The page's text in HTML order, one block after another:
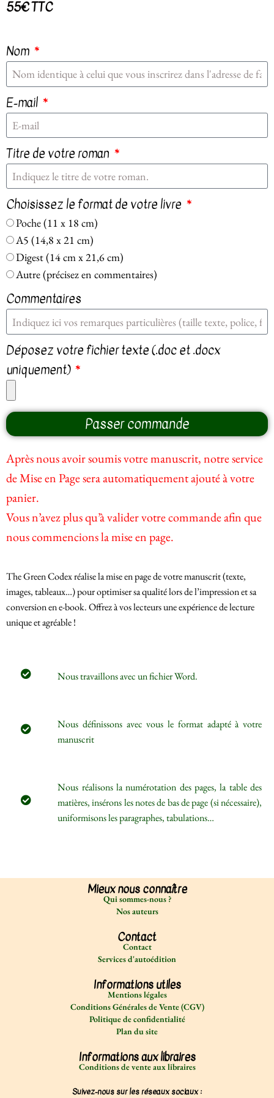
55€ TTC
Nom
E-mail
Titre de votre roman
Choisissez le format de votre livre
Poche (11 x 18 cm)
A5 (14,8 x 21 cm)
Digest (14 cm x 21,6 cm)
Autre (précisez en commentaires)
Commentaires
Déposez votre fichier texte (.doc et .docx
uniquement)
Passer commande
Après nous avoir soumis votre manuscrit, notre service
de Mise en Page sera automatiquement ajouté à votre
panier.
Vous n’avez plus qu’à valider votre commande afin que
nous commencions la mise en page.
The Green Codex réalise la mise en page de votre manuscrit (texte,
images, tableaux…) pour optimiser sa qualité lors de l’impression et sa
conversion en e-book. Offrez à vos lecteurs une expérience de lecture
unique et agréable !
Nous travaillons avec un fichier Word.
Nous définissons avec vous le format adapté à votre
manuscrit
Nous réalisons la numérotation des pages, la table des
matières, insérons les notes de bas de page (si nécessaire),
uniformisons les paragraphes, tabulations…
Mieux nous connaître
Qui sommes-nous ?
Nos auteurs
Contact
Contact
Services d'autoédition
Informations utiles
Mentions légales
Conditions Générales de Vente (CGV)
Politique de confidentialité
Plan du site
Informations aux libraires
Conditions de vente aux libraires
Suivez-nous sur les réseaux sociaux :
Nécessaires
Ces cookies
sont
nécessaires au
fonctionnement
même de ce
site. Par
conséquent, ils
sont
obligatoires.
Statistiques
Afin
d'améliorer les
fonctionnalités
de notre site et
sa
structuration,
nous étudions
comment les
Expérience
Afin
d'améliorer
expérience
lors de votre
refusant ces
cookies,
certaines
fonctionnalités
En partageant vos
intérêts et votre
sur notre site, vous
augmentez vos
chances de tomber